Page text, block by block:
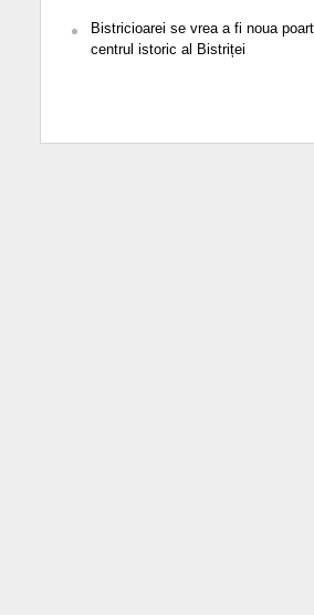
Bistricioarei se vrea a fi noua
centrul istoric al Bistriței